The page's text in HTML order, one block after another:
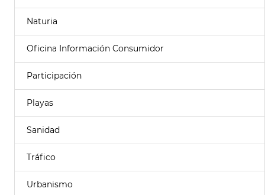
Naturia
Oficina Información Consumidor
Participación
Playas
Sanidad
Tráfico
Urbanismo